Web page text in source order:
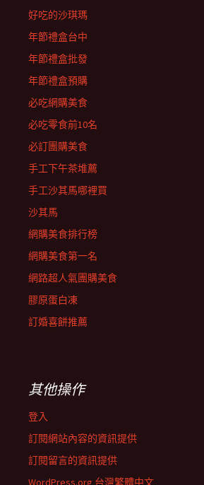
好吃的沙琪瑪
年節禮盒台中
年節禮盒批發
年節禮盒預購
必吃網購美食
必吃零食前10名
必訂團購美食
手工下午茶堆薦
手工沙其馬哪裡買
沙其馬
網購美食排行榜
網購美食第一名
網路超人氣團購美食
膠原蛋白凍
訂婚喜餅推薦
其他操作
登入
訂閱網站內容的資訊提供
訂閱留言的資訊提供
WordPress.org 台灣繁體中文